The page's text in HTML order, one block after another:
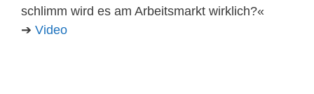
schlimm wird es am Arbeitsmarkt wirklich?«
➔ Video